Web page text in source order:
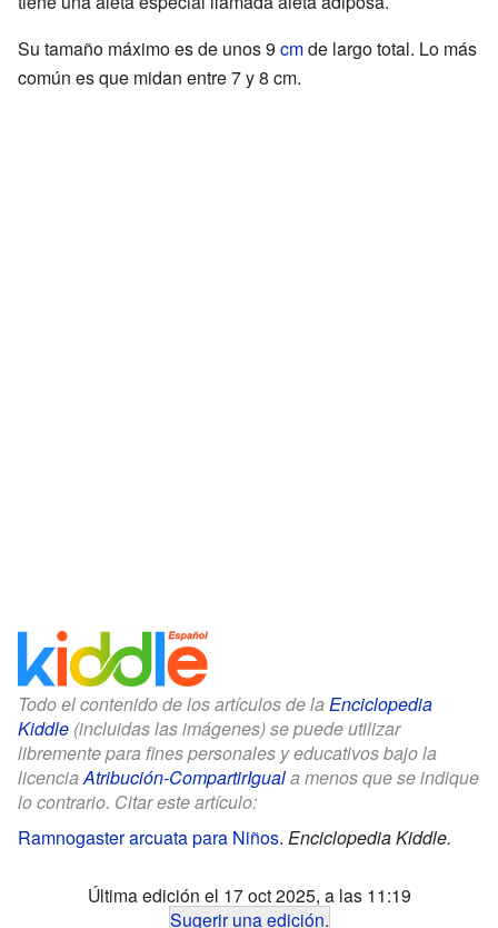
Su tamaño máximo es de unos 9 cmde largo total. Lo más
común es que midan entre 7 y 8 cm.
Todo el contenido de los artículos de la Enciclopedia
Kiddle (incluidas las imágenes) se puede utilizar
libremente para fines personales y educativos bajo la
licenciaAtribución-CompartirIguala menos que se indique
lo contrario. Citar este artículo:
Ramnogaster arcuata para Niños. Enciclopedia Kiddle.
Última edición el 17 oct 2025, a las 11:19
Sugerir una edición.